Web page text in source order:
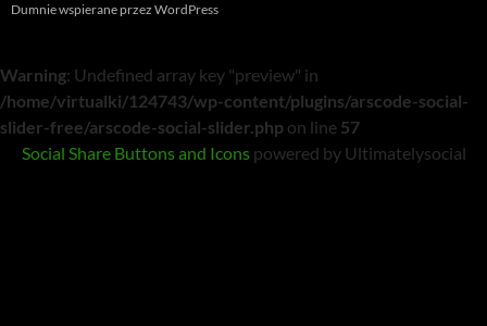
Dumnie wspierane przez WordPress
Warning: Undefined array key "preview" in
/home/virtualki/124743/wp-content/plugins/arscode-social-
slider-free/arscode-social-slider.php on line 57
Social Share Buttons and Iconspowered by Ultimatelysocial